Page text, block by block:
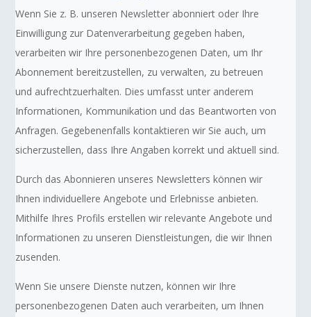
Wenn Sie z. B. unseren Newsletter abonniert oder Ihre
Einwilligung zur Datenverarbeitung gegeben haben,
verarbeiten wir Ihre personenbezogenen Daten, um Ihr
Abonnement bereitzustellen, zu verwalten, zu betreuen
und aufrechtzuerhalten. Dies umfasst unter anderem
Informationen, Kommunikation und das Beantworten von
Anfragen. Gegebenenfalls kontaktieren wir Sie auch, um
sicherzustellen, dass Ihre Angaben korrekt und aktuell sind.
Durch das Abonnieren unseres Newsletters können wir
Ihnen individuellere Angebote und Erlebnisse anbieten.
Mithilfe Ihres Profils erstellen wir relevante Angebote und
Informationen zu unseren Dienstleistungen, die wir Ihnen
zusenden.
Wenn Sie unsere Dienste nutzen, können wir Ihre
personenbezogenen Daten auch verarbeiten, um Ihnen